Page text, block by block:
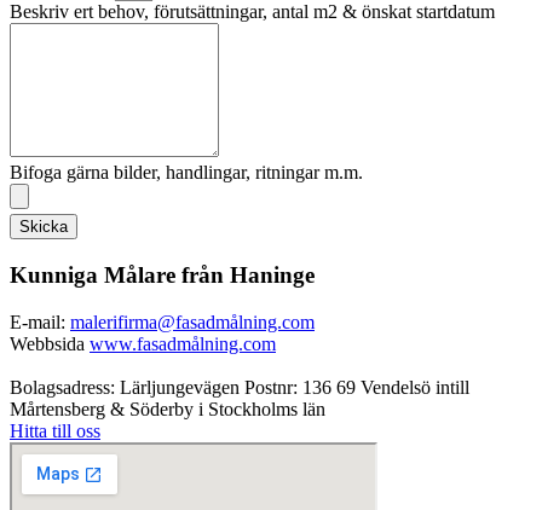
Beskriv ert behov, förutsättningar, antal m2 & önskat startdatum
Bifoga gärna bilder, handlingar, ritningar m.m.
Skicka
Kunniga Målare från Haninge
E-mail: malerifirma@fasadmålning.com
Webbsida www.fasadmålning.com
Bolagsadress: Lärljungevägen Postnr: 136 69 Vendelsö intill
Mårtensberg & Söderby i Stockholms län
Hitta till oss